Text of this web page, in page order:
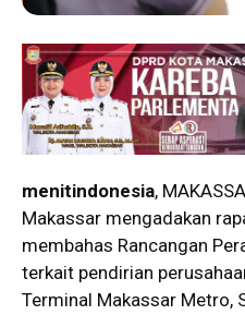
menitindonesia,
Makassar mengadakan
membahas Rancangan
terkait pendirian
Terminal Makassar Metro,